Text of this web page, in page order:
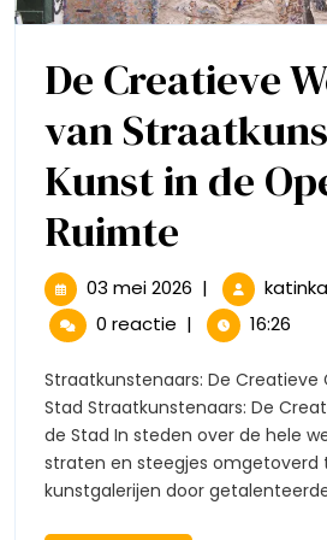
De Creatieve
van
Kunst in de
Ruimte
Wereld
van
Kunst
03 mei 2026 03
mei
2026
|
0 reactie | 16:26
Straatkunstenaars: De Creatieve Geesten van de
Stad Straatkunstenaars: De
de Stad In steden over de hele
straten en steegjes omgetoverd
kunstgalerijen door